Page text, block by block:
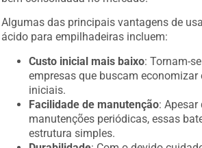
Algumas das principais vantagens de
ácido para empilhadeiras incluem:
Custo inicial mais baixo
: Tornam-
empresas que buscam economizar
iniciais.
Facilidade de manutenção
:
manutenções periódicas, essas
estrutura simples.
Durabilidade: Com o devido